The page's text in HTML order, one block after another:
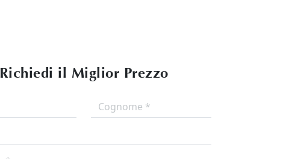
Richiedi il Miglior Prezzo